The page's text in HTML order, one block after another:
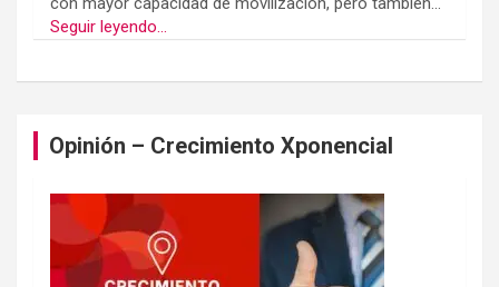
Seguir leyendo...
Opinión – Crecimiento Xponencial